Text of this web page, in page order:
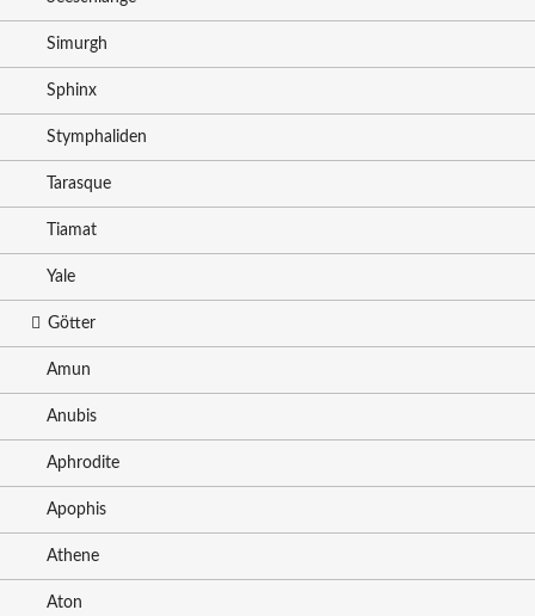
Simurgh
Sphinx
Stymphaliden
Tarasque
Tiamat
Yale
Götter
Amun
Anubis
Aphrodite
Apophis
Athene
Aton